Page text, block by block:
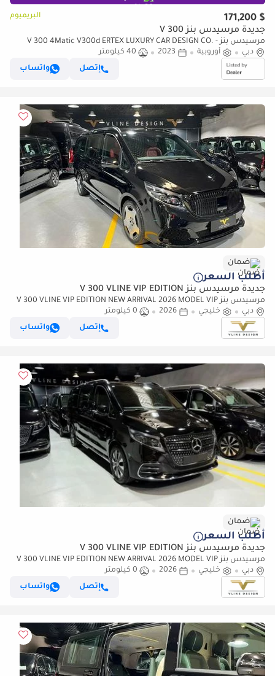
$ 171,200 البريميوم
جديدة مرسيدس بنز V 300
مرسيدس بنز V 300 4Matic V300d ERTEX LUXURY CAR DESIGN CO. -
35th YEAR HERMES
دبي أوروبية 2023
40 كيلومتر
إتصل
واتساب
ضمان
أطلب السعر
جديدة مرسيدس بنز V 300 VLINE VIP EDITION
مرسيدس بنز V 300 VLINE VIP EDITION NEW ARRIVAL 2026 MODEL VIP
MERCEDES GCC V300 with ADDITIONAL REAR AC - 2 Years Warranty by
VLINE
دبي خليجي 2026
0 كيلومتر
إتصل
واتساب
ضمان
أطلب السعر
جديدة مرسيدس بنز V 300 VLINE VIP EDITION
مرسيدس بنز V 300 VLINE VIP EDITION NEW ARRIVAL 2026 MODEL VIP
MERCEDES GCC V300 with ADDITIONAL REAR AC - 2 Years Warranty by
VLINE
دبي خليجي 2026
0 كيلومتر
إتصل
واتساب